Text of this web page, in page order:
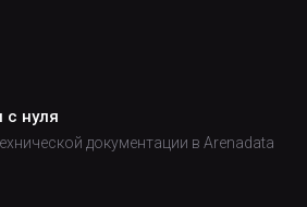
с нуля
документации в Arenadata